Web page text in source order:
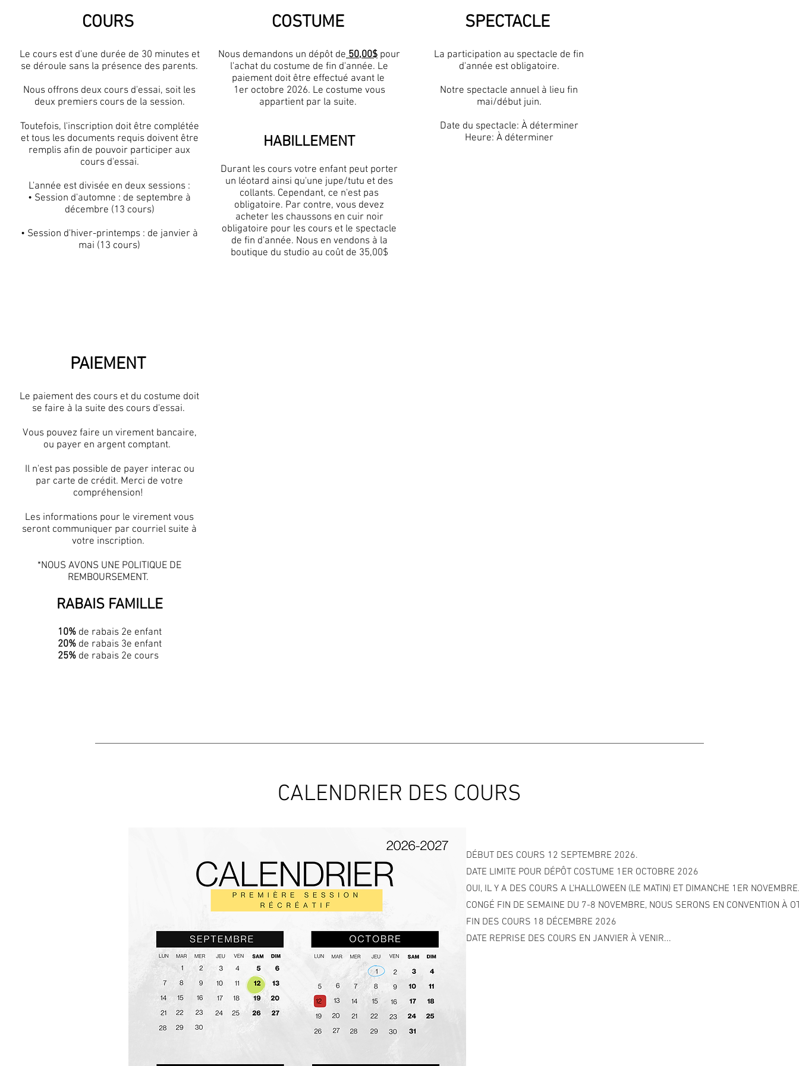
COURS
Le cours est d'une durée de 30 minutes et
se déroule sans la présence des parents.
Nous offrons deux cours d'essai, soit les
deux premiers cours de la session.
Toutefois, l'inscription doit être complétée
et tous les documents requis doivent être
remplis afin de pouvoir participer aux
cours d'essai.
L'année est divisée en deux sessions :
• Session d'automne : de septembre à
décembre (13 cours)
• Session d'hiver-printemps : de janvier à
mai (13 cours)
COSTUME
Nous demandons un dépôt de50,00$ pour
l'achat du costume de fin d'année. Le
paiement doit être effectué avant le
1er octobre 2026. Le costume vous
appartient par la suite.
HABILLEMENT
Durant les cours votre enfant peut porter
un léotard ainsi qu'une jupe/tutu et des
collants. Cependant, ce n'est pas
obligatoire. Par contre, vous devez
acheter les chaussons en cuir noir
obligatoire pour les cours et le spectacle
de fin d'année. Nous en vendons à la
boutique du studio au coût de 35,00$
SPECTACLE
La participation au spectacle de fin
d'année est obligatoire.
Notre spectacle annuel à lieu fin
mai/début juin.
Date du spectacle: À déterminer
Heure: À déterminer
PAIEMENT
Le paiement des cours et du costume doit
se faire à la suite des cours d'essai.
Vous pouvez faire un virement bancaire,
ou payer en argent comptant.
Il n'est pas possible de payer interac ou
par carte de crédit. Merci de votre
compréhension!
Les informations pour le virement vous
seront communiquer par courriel suite à
votre inscription.
*NOUS AVONS UNE POLITIQUE DE
REMBOURSEMENT.
RABAIS FAMILLE
10% de rabais 2e enfant
20%de rabais 3e enfant
25% de rabais 2e cours
CALENDRIER DES COURS
DÉBUT DES COURS 12 SEPTEMBRE 2026.
DATE LIMITE POUR DÉPÔT COSTUME 1ER OCTOBRE 2026
OUI, IL Y A DES COURS A L'HALLOWEEN (LE MATIN) ET DIMANCHE 1ER
CONGÉ FIN DE SEMAINE DU 7-8 NOVEMBRE, NOUS SERONS EN CONVENTION À
FIN DES COURS 18 DÉCEMBRE 2026
DATE REPRISE DES COURS EN JANVIER À VENIR...